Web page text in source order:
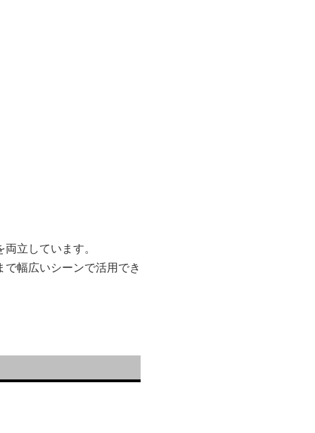
立しています。
幅広いシーンで活用でき